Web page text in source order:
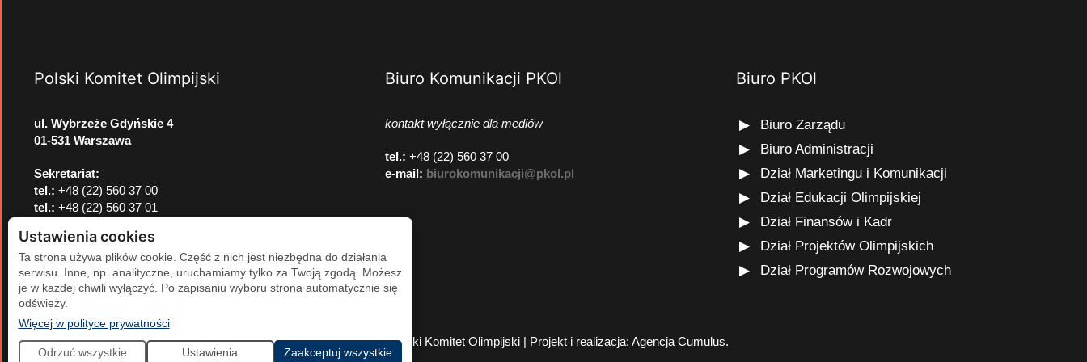
Polski Komitet Olimpijski
ul. Wybrzeże Gdyńskie 4
01-531 Warszawa
Sekretariat:
tel.: +48 (22) 560 37 00
tel.: +48 (22) 560 37 01
Biuro Komunikacji PKOl
kontakt wyłącznie dla mediów
tel.: +48 (22) 560 37 00
e-mail: biurokomunikacji@pkol.pl
Biuro PKOl
Biuro Zarządu
Biuro Administracji
Dział Marketingu i Komunikacji
Dział Edukacji Olimpijskiej
Dział Finansów i Kadr
Dział Projektów Olimpijskich
Dział Programów Rozwojowych
2026 Polski Komitet Olimpijski | Projekt i realizacja: Agencja Cumulus.
Ustawienia cookies
Ta strona używa plików cookie. Część z nich jest niezbędna do działania
serwisu. Inne, np. analityczne, uruchamiamy tylko za Twoją zgodą. Możesz
je w każdej chwili wyłączyć. Po zapisaniu wyboru strona automatycznie się
odświeży.
Więcej w polityce prywatności(otwiera się w nowej karcie)
Odrzuć wszystkie Ustawienia Zaakceptuj wszystkie